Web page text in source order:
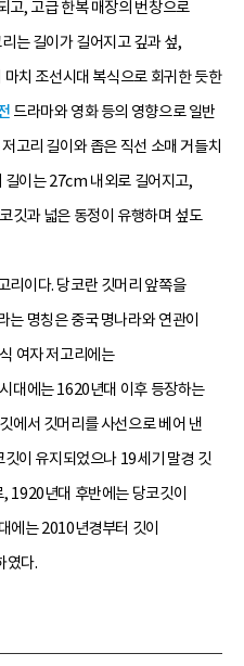
고, 고급 한복 매장의 번창으로
는 길이가 길어지고 깊과 섶,
치 조선시대 복식으로 회귀한 듯한
드라마와 영화 등의 영향으로 일반
고리 길이와 좁은 직선 소매 거들치
이는 27cm 내외로 길어지고,
깃과 넓은 동정이 유행하며 섶도
리이다. 당코란 깃머리 앞쪽을
명칭은 중국 명나라와 연관이
여자 저고리에는
대에는 1620년대 이후 등장하는
에서 깃머리를 사선으로 베어 낸
이 유지되었으나 19세기 말경 깃
1920년대 후반에는 당코깃이
에는 2010년경부터 깃이
였다.